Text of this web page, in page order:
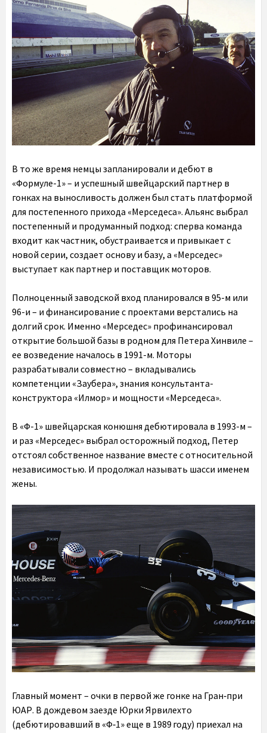
В то же время немцы запланировали и дебют в
«Формуле-1» – и успешный швейцарский партнер в
гонках на выносливость должен был стать платформой
для постепенного прихода «Мерседеса». Альянс выбрал
постепенный и продуманный подход: сперва команда
входит как частник, обустраивается и привыкает с
новой серии, создает основу и базу, а «Мерседес»
выступает как партнер и поставщик моторов.
Полноценный заводской вход планировался в 95-м или
96-и – и финансирование с проектами верстались на
долгий срок. Именно «Мерседес» профинансировал
открытие большой базы в родном для Петера Хинвиле –
ее возведение началось в 1991-м. Моторы
разрабатывали совместно – вкладывались
компетенции «Заубера», знания консультанта-
конструктора «Илмор» и мощности «Мерседеса».
В «Ф-1» швейцарская конюшня дебютировала в 1993-м –
и раз «Мерседес» выбрал осторожный подход, Петер
отстоял собственное название вместе с относительной
независимостью. И продолжал называть шасси именем
жены.
Главный момент – очки в первой же гонке на Гран‑при
ЮАР. В дождевом заезде Юрки Ярвилехто
(дебютировавший в «Ф‑1» еще в 1989 году) приехал на